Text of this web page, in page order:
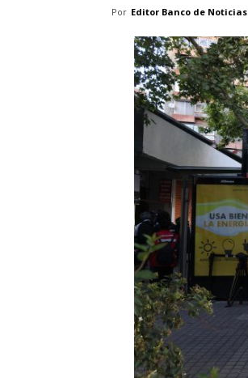
Por Editor Banco de Noticias